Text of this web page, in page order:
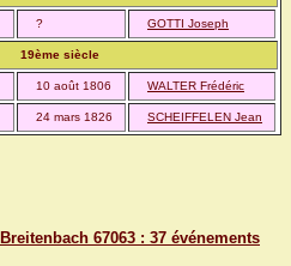
? GOTTI Joseph
19ème siècle
10 août 1806 WALTER Frédéric
24 mars 1826 SCHEIFFELEN Jean
67063 : 37 événements